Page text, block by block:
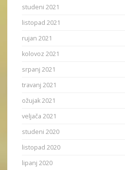
studeni 2021
listopad 2021
rujan 2021
kolovoz 2021
srpanj 2021
travanj 2021
ožujak 2021
veljača 2021
studeni 2020
listopad 2020
lipanj 2020